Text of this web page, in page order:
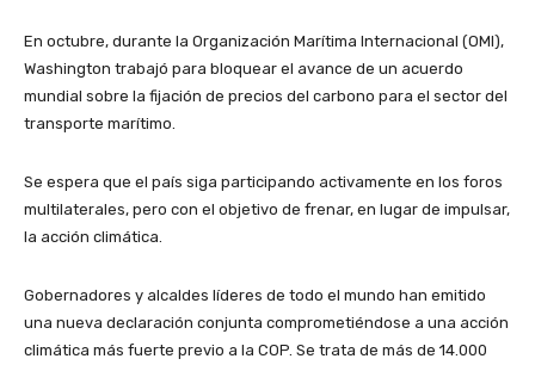
En octubre, durante la Organización Marítima Internacional (OMI),
Washington trabajó para bloquear el avance de un acuerdo
mundial sobre la fijación de precios del carbono para el sector del
transporte marítimo.
Se espera que el país siga participando activamente en los foros
multilaterales, pero con el objetivo de frenar, en lugar de impulsar,
la acción climática.
Gobernadores y alcaldes líderes de todo el mundo han emitido
una nueva declaración conjunta comprometiéndose a una acción
climática más fuerte previo a la COP. Se trata de más de 14.000